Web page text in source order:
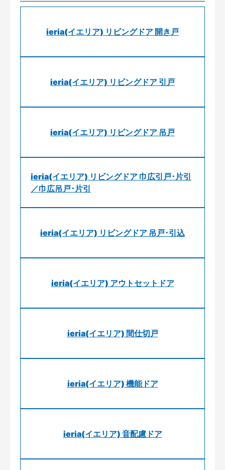
ieria(イエリア) リビングドア 開き戸
ieria(イエリア) リビングドア 引戸
ieria(イエリア) リビングドア 吊戸
ieria(イエリア) リビングドア 巾広引戸･片引
／巾広吊戸･片引
ieria(イエリア) リビングドア 吊戸･引込
ieria(イエリア) アウトセットドア
ieria(イエリア) 間仕切戸
ieria(イエリア) 機能ドア
ieria(イエリア) 音配慮ドア